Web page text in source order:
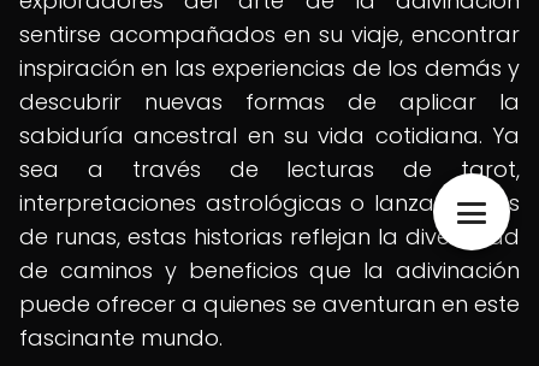
sentirse acompañados en su viaje, encontrar
inspiración en las experiencias de los demás y
descubrir nuevas formas de aplicar la
sabiduría ancestral en su vida cotidiana. Ya
sea a través de lecturas de tarot,
interpretaciones astrológicas o lanzamientos
de runas, estas historias reflejan la diversidad
de caminos y beneficios que la adivinación
puede ofrecer a quienes se aventuran en este
fascinante mundo.